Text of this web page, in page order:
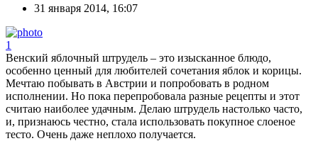
31 января 2014, 16:07
1
Венский яблочный штрудель – это изысканное блюдо,
особенно ценный для любителей сочетания яблок и корицы.
Мечтаю побывать в Австрии и попробовать в родном
исполнении. Но пока перепробовала разные рецепты и этот
считаю наиболее удачным. Делаю штрудель настолько часто,
и, признаюсь честно, стала использовать покупное слоеное
тесто. Очень даже неплохо получается.